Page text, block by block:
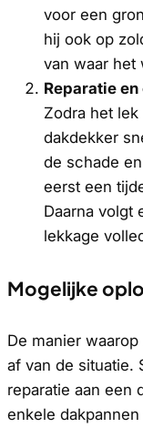
voor een
hij ook op
van waar het
Reparatie
Zodra het
dakdekker
de schade
eerst een
Daarna volgt
lekkage
Mogelijke
De manier
af van de situatie.
reparatie aan een
enkele